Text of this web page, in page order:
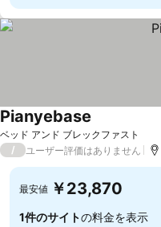
ベッド アンド ブレックファスト
Pianyebase
/ ユーザー評価はありません
最安値 ￥23,870
1件のサイトの料金を表示